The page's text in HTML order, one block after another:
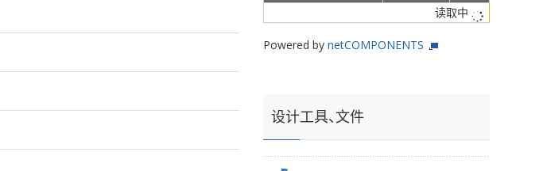
读取中
Powered by netCOMPONENTS
设计工具、文件